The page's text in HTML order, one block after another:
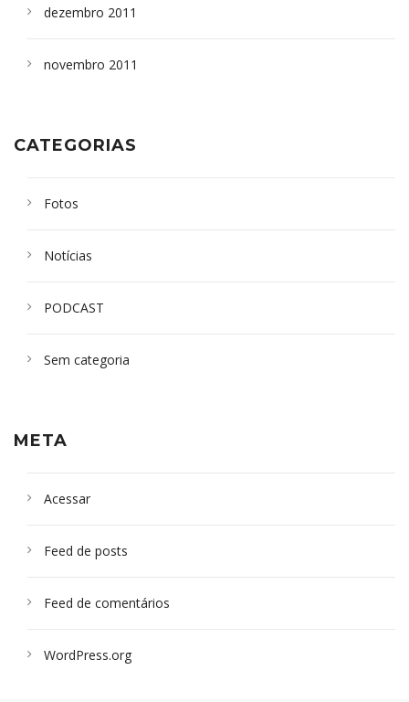
dezembro 2011
novembro 2011
CATEGORIAS
Fotos
Notícias
PODCAST
Sem categoria
META
Acessar
Feed de posts
Feed de comentários
WordPress.org